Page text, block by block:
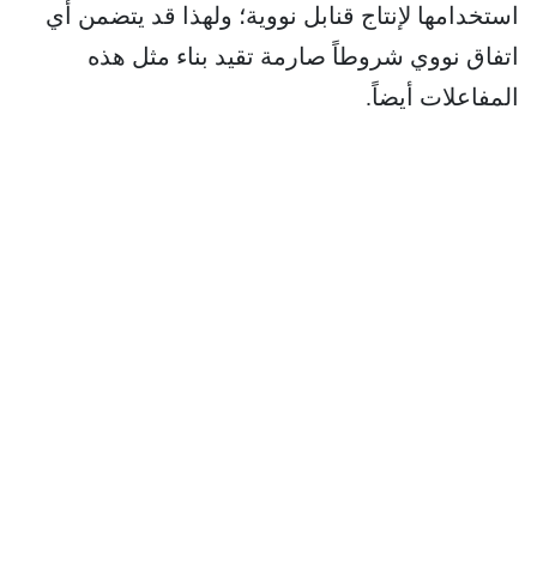
استخدامها لإنتاج قنابل نووية؛ ولهذا قد يتضمن أي
اتفاق نووي شروطاً صارمة تقيد بناء مثل هذه
المفاعلات أيضاً.